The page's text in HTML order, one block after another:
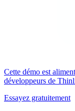
Cette démo est
développeurs de
Essayez gratuitement